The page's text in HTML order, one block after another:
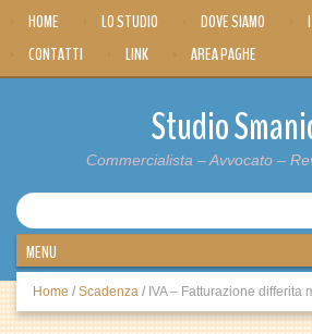
HOME LO STUDIO DOVE SIAMO
CONTATTI
LINK AREA PAGHE
Studio
Commercialista – Avvocato –
Home / Scadenza / IVA – Fatturazione differita